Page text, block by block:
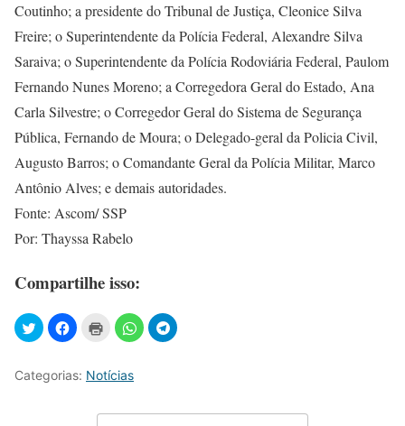
Coutinho; a presidente do Tribunal de Justiça, Cleonice Silva
Freire; o Superintendente da Polícia Federal, Alexandre Silva
Saraiva; o Superintendente da Polícia Rodoviária Federal, Paulom
Fernando Nunes Moreno; a Corregedora Geral do Estado, Ana
Carla Silvestre; o Corregedor Geral do Sistema de Segurança
Pública, Fernando de Moura; o Delegado-geral da Policia Civil,
Augusto Barros; o Comandante Geral da Polícia Militar, Marco
Antônio Alves; e demais autoridades.
Fonte: Ascom/ SSP
Por: Thayssa Rabelo
Compartilhe isso:
Categorias: Notícias